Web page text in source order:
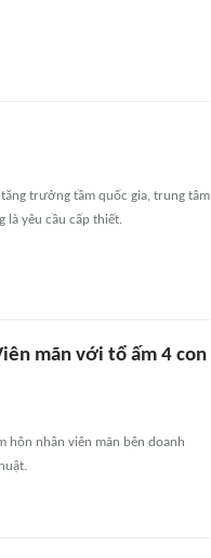
trưởng tầm quốc gia, trung tâm
là yêu cầu cấp thiết.
mãn với tổ ấm 4 con
hôn nhân viên mãn bên doanh